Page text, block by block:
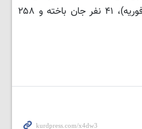
روز گذشته (از ۸ ژانویه تا ۱ فوریه)، ۴۱ نفر جان باخته و ۲۵۸